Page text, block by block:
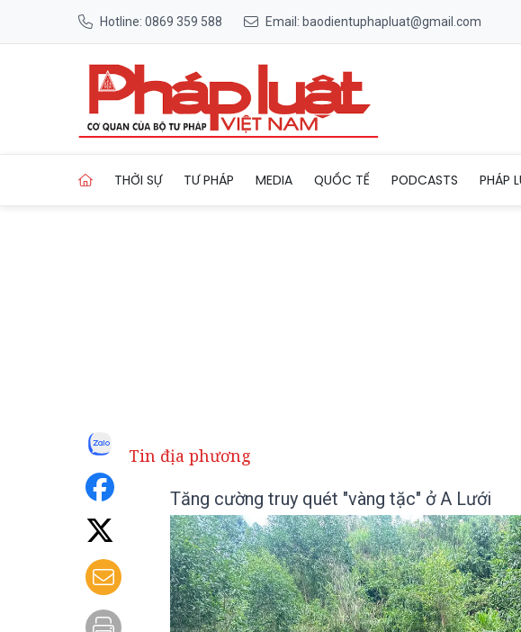
Hotline: 0869 359 588 Email: baodientuphapluat@gmail.com
THỜI SỰ TƯ PHÁP MEDIA QUỐC TẾ PODCASTS PHÁP
Tin địa phương
Tăng cường truy quét "vàng tặc" ở A Lưới